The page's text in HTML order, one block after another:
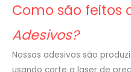
Como são feitos
Adesivos?
Nossos adesivos são